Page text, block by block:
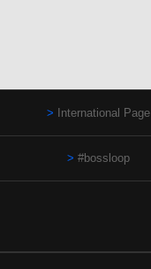
International Page
#bossloop